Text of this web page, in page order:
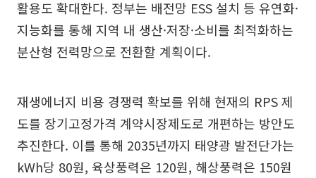
활용도 확대한다. 정부는 배전망 ESS 설치 등 유연화·
지능화를 통해 지역 내 생산·저장·소비를 최적화하는
분산형 전력망으로 전환할 계획이다.
재생에너지 비용 경쟁력 확보를 위해 현재의 RPS 제
도를 장기고정가격 계약시장제도로 개편하는 방안도
추진한다. 이를 통해 2035년까지 태양광 발전단가는
kWh당 80원, 육상풍력은 120원, 해상풍력은 150원